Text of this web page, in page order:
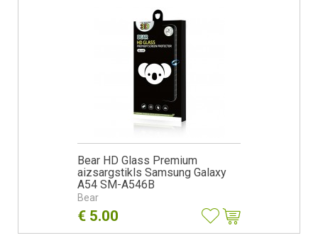
Bear HD Glass Premium
aizsargstikls Samsung Galaxy
A54 SM-A546B
Bear
€ 5.00